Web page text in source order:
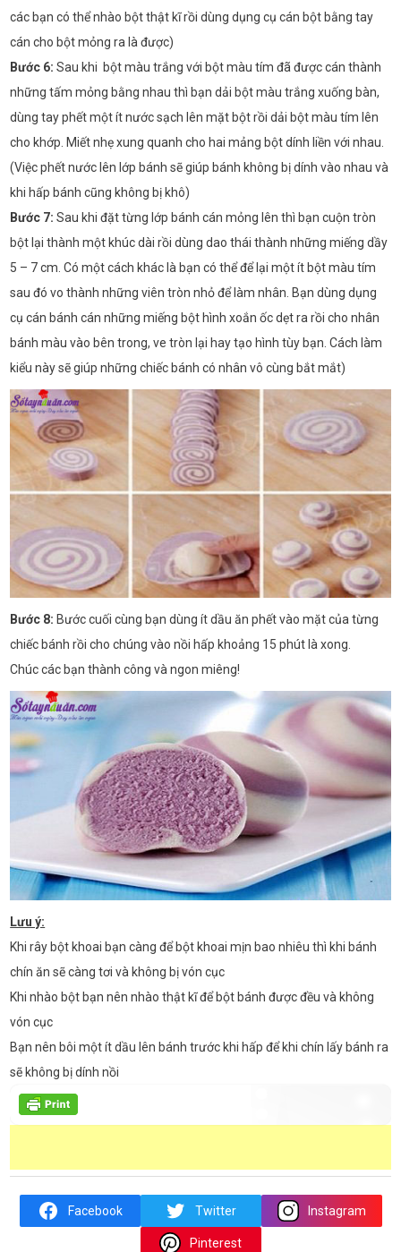
các bạn có thể nhào bột thật kĩ rồi dùng dụng cụ cán bột bằng tay
cán cho bột mỏng ra là được)
Bước 6: Sau khi bột màu trắng với bột màu tím đã được cán thành
những tấm mỏng bằng nhau thì bạn dải bột màu trắng xuống bàn,
dùng tay phết một ít nước sạch lên mặt bột rồi dải bột màu tím lên
cho khớp. Miết nhẹ xung quanh cho hai mảng bột dính liền với nhau.
(Việc phết nước lên lớp bánh sẽ giúp bánh không bị dính vào nhau và
khi hấp bánh cũng không bị khô)
Bước 7:Sau khi đặt từng lớp bánh cán mỏng lên thì bạn cuộn tròn
bột lại thành một khúc dài rồi dùng dao thái thành những miếng dầy
5 – 7 cm. Có một cách khác là bạn có thể để lại một ít bột màu tím
sau đó vo thành những viên tròn nhỏ để làm nhân. Bạn dùng dụng
cụ cán bánh cán những miếng bột hình xoắn ốc dẹt ra rồi cho nhân
bánh màu vào bên trong, ve tròn lại hay tạo hình tùy bạn. Cách làm
kiểu này sẽ giúp những chiếc bánh có nhân vô cùng bắt mắt)
Bước 8: Bước cuối cùng bạn dùng ít dầu ăn phết vào mặt của từng
chiếc bánh rồi cho chúng vào nồi hấp khoảng 15 phút là xong.
Chúc các bạn thành công và ngon miêng!
Lưu ý:
Khi rây bột khoai bạn càng để bột khoai mịn bao nhiêu thì khi bánh
chín ăn sẽ càng tơi và không bị vón cục
Khi nhào bột bạn nên nhào thật kĩ để bột bánh được đều và không
vón cục
Bạn nên bôi một ít dầu lên bánh trước khi hấp để khi chín lấy bánh ra
sẽ không bị dính nồi
Facebook Twitter Instagram
Pinterest